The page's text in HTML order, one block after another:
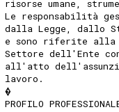
risorse umane,
Le responsabilità
dalla Legge, dallo
e sono riferite alla
Settore dell'Ente
all'atto
lavoro.
�
PROFILO